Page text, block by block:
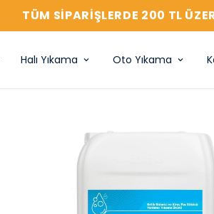
TÜM SIPARIŞLERDE 200 TL
Halı Yıkama Oto Yıkama